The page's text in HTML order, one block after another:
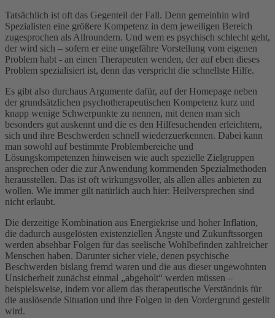
Tatsächlich ist oft das Gegenteil der Fall. Denn gemeinhin wird
Spezialisten eine größere Kompetenz in dem jeweiligen Bereich
zugesprochen als Allroundern. Und wem es psychisch schlecht geht,
der wird sich – sofern er eine ungefähre Vorstellung vom eigenen
Problem habt - an einen Therapeuten wenden, der auf eben dieses
Problem spezialisiert ist, denn das verspricht die schnellste Hilfe.
Es gibt also durchaus Argumente dafür, auf der Homepage neben
der grundsätzlichen psychotherapeutischen Kompetenz kurz und
knapp wenige Schwerpunkte zu nennen, mit denen man sich
besonders gut auskennt und die es den Hilfesuchenden erleichtern,
sich und ihre Beschwerden schnell wiederzuerkennen. Dabei kann
man sowohl auf bestimmte Problembereiche und
Lösungskompetenzen hinweisen wie auch spezielle Zielgruppen
ansprechen oder die zur Anwendung kommenden Spezialmethoden
herausstellen. Das ist oft wirkungsvoller, als allen alles anbieten zu
wollen. Wie immer gilt natürlich auch hier: Heilversprechen sind
nicht erlaubt.
Die derzeitige Kombination aus Energiekrise und hoher Inflation,
die dadurch ausgelösten existenziellen Ängste und Zukunftssorgen
werden absehbar Folgen für das seelische Wohlbefinden zahlreicher
Menschen haben. Darunter sicher viele, denen psychische
Beschwerden bislang fremd waren und die aus dieser ungewohnten
Unsicherheit zunächst einmal „abgeholt“ werden müssen –
beispielsweise, indem vor allem das therapeutische Verständnis für
die auslösende Situation und ihre Folgen in den Vordergrund gestellt
wird.